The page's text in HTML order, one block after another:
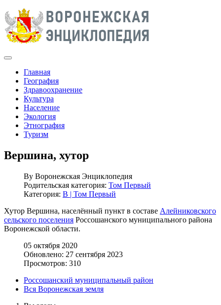
Главная
География
Здравоохранение
Культура
Население
Экология
Этнография
Туризм
Вершина, хутор
By Воронежская Энциклопедия
Родительская категория: Том Первый
Категория: В | Том Первый
Хутор Вершина, населённый пункт в составе Алейниковского
сельского поселения Россошанского муниципального района
Воронежской области.
05 октября 2020
Обновлено: 27 сентября 2023
Просмотров: 310
Россошанский муниципальный район
Вся Воронежская земля